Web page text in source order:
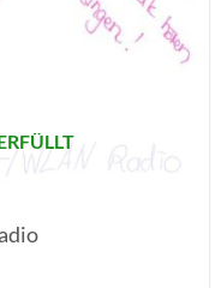
AUF MEINE
MERKLISTE
SETZEN